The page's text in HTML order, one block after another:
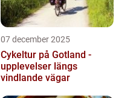
07 december 2025
Cykeltur på Gotland -
upplevelser längs
vindlande vägar